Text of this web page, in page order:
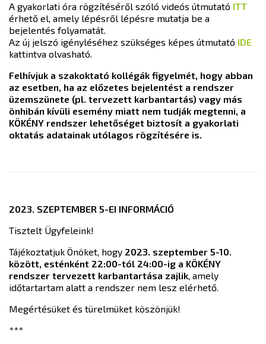
A gyakorlati óra rögzítéséről szóló videós útmutató ITT
érhető el, amely lépésről lépésre mutatja be a
bejelentés folyamatát.
Az új jelszó igényléséhez szükséges képes útmutató IDE
kattintva olvasható.
Felhívjuk a szakoktató kollégák figyelmét, hogy abban
az esetben, ha az előzetes bejelentést a rendszer
üzemszünete (pl. tervezett karbantartás) vagy más
önhibán kívüli esemény miatt nem tudják megtenni, a
KÖKÉNY rendszer lehetőséget biztosít a gyakorlati
oktatás adatainak utólagos rögzítésére is.
2023. SZEPTEMBER 5-EI INFORMÁCIÓ
Tisztelt Ügyfeleink!
Tájékoztatjuk Önöket, hogy 2023. szeptember 5-10.
között, esténként 22:00-tól 24:00-ig a KÖKÉNY
rendszer tervezett karbantartása zajlik, amely
időtartartam alatt a rendszer nem lesz elérhető.
Megértésüket és türelmüket köszönjük!
***